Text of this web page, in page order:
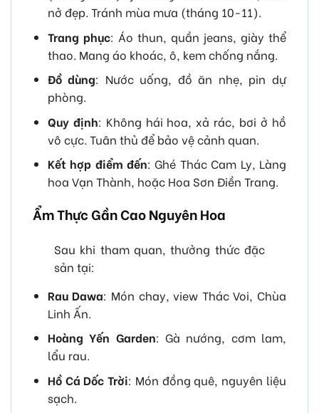
nở đẹp. Tránh mùa mưa (tháng 10-11).
Trang phục: Áo thun, quần jeans, giày thể
thao. Mang áo khoác, ô, kem chống nắng.
Đồ dùng: Nước uống, đồ ăn nhẹ, pin dự
phòng.
Quy định: Không hái hoa, xả rác, bơi ở hồ
vô cực. Tuân thủ để bảo vệ cảnh quan.
Kết hợp điểm đến: Ghé Thác Cam Ly, Làng
hoa Vạn Thành, hoặc Hoa Sơn Điền Trang.
Ẩm Thực Gần Cao Nguyên Hoa
Sau khi tham quan, thưởng thức đặc
sản tại:
Rau Dawa: Món chay, view Thác Voi, Chùa
Linh Ấn.
Hoàng Yến Garden: Gà nướng, cơm lam,
lẩu rau.
Hồ Cá Dốc Trời: Món đồng quê, nguyên liệu
sạch.